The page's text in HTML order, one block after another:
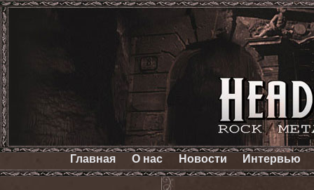
Главная О нас Новости Интервью